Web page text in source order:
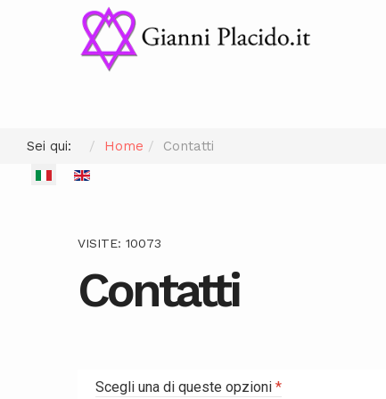
Sei qui: Home
Contatti
Seleziona la tua lingua
VISITE: 10073
Contatti
Scegli una di queste opzioni *